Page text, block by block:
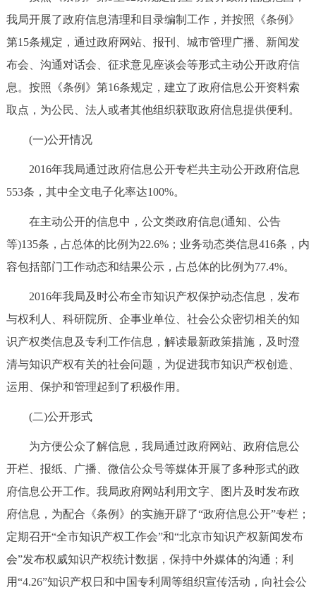
我局开展了政府信息清理和目录编制工作，并按照《条例》
第15条规定，通过政府网站、报刊、城市管理广播、新闻发
布会、沟通对话会、征求意见座谈会等形式主动公开政府信
息。按照《条例》第16条规定，建立了政府信息公开资料索
取点，为公民、法人或者其他组织获取政府信息提供便利。
(一)公开情况
2016年我局通过政府信息公开专栏共主动公开政府信息
553条，其中全文电子化率达100%。
在主动公开的信息中，公文类政府信息(通知、公告
等)135条，占总体的比例为22.6%；业务动态类信息416条，内
容包括部门工作动态和结果公示，占总体的比例为77.4%。
2016年我局及时公布全市知识产权保护动态信息，发布
与权利人、科研院所、企事业单位、社会公众密切相关的知
识产权类信息及专利工作信息，解读最新政策措施，及时澄
清与知识产权有关的社会问题，为促进我市知识产权创造、
运用、保护和管理起到了积极作用。
(二)公开形式
为方便公众了解信息，我局通过政府网站、政府信息公
开栏、报纸、广播、微信公众号等媒体开展了多种形式的政
府信息公开工作。我局政府网站利用文字、图片及时发布政
府信息，为配合《条例》的实施开辟了“政府信息公开”专栏；
定期召开“全市知识产权工作会”和“北京市知识产权新闻发布
会”发布权威知识产权统计数据，保持中外媒体的沟通；利
用“4.26”知识产权日和中国专利周等组织宣传活动，向社会公